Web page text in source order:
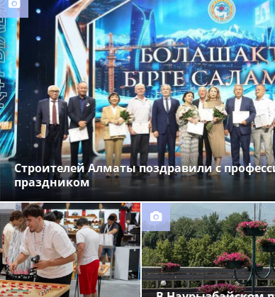
Строителей Алматы поздравили с
праздником